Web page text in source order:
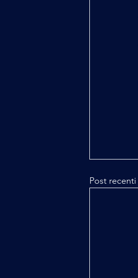
Post recenti